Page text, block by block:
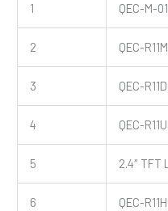
1 QEC-M-
2 QEC-
3 QEC-
4 QEC-
5 2.4″ TFT
6 QEC-